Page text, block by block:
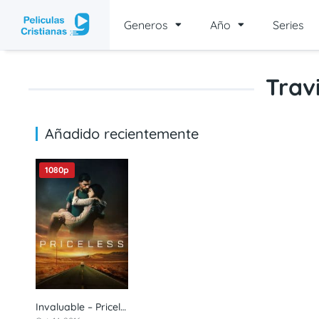
Generos Año Series
Añadido recientemente
6.1
1080p
Invaluable – Priceless (2016) 1080p latino